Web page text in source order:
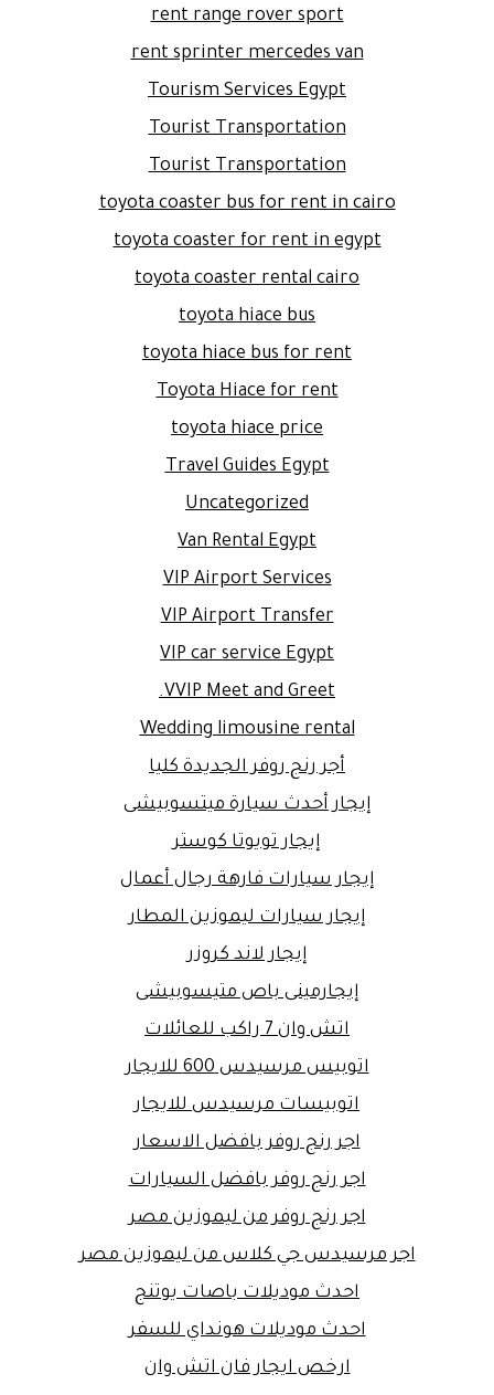
rent range rover sport
rent sprinter mercedes van
Tourism Services Egypt
Tourist Transportation
Tourist Transportation
toyota coaster bus for rent in cairo
toyota coaster for rent in egypt
toyota coaster rental cairo
toyota hiace bus
toyota hiace bus for rent
Toyota Hiace for rent
toyota hiace price
Travel Guides Egypt
Uncategorized
Van Rental Egypt
VIP Airport Services
VIP Airport Transfer
VIP car service Egypt
VVIP Meet and Greet.
Wedding limousine rental
أجر رنج روفر الجديدة كليا
إيجار أحدث سيارة ميتسوبيشى
إيجار تويوتا كوستر
إيجار سيارات فارهة رجال أعمال
إيجار سيارات ليموزين المطار
إيجار لاند كروزر
إيجارمينى باص متيسوبيشى
اتش وان 7 راكب للعائلات
اتوبيس مرسيدس 600 للايجار
اتوبيسات مرسيدس للايجار
اجر رنج روفر بافضل الاسعار
اجر رنج روفر بافضل السيارات
اجر رنج روفر من ليموزين مصر
اجر مرسيدس جي كلاس من ليموزين مصر
احدث موديلات باصات يوتنج
احدث موديلات هونداي للسفر
ارخص ايجار فان اتش وان